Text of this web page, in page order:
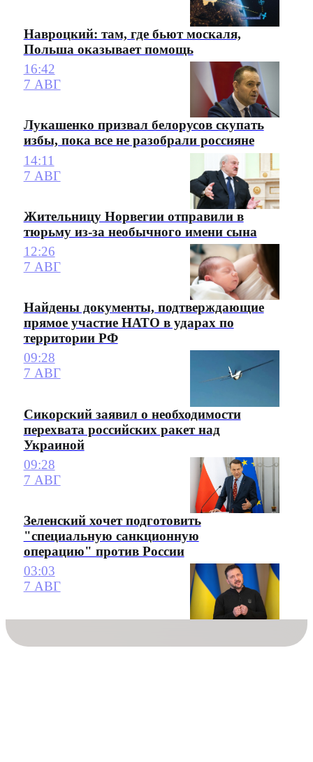
Навроцкий: там, где бьют москаля,
Польша оказывает помощь
16:42
7 АВГ
Лукашенко призвал белорусов скупать
избы, пока все не разобрали россияне
14:11
7 АВГ
Жительницу Норвегии отправили в
тюрьму из-за необычного имени сына
12:26
7 АВГ
Найдены документы, подтверждающие
прямое участие НАТО в ударах по
территории РФ
09:28
7 АВГ
Сикорский заявил о необходимости
перехвата российских ракет над
Украиной
09:28
7 АВГ
Зеленский хочет подготовить
"специальную санкционную
операцию" против России
03:03
7 АВГ